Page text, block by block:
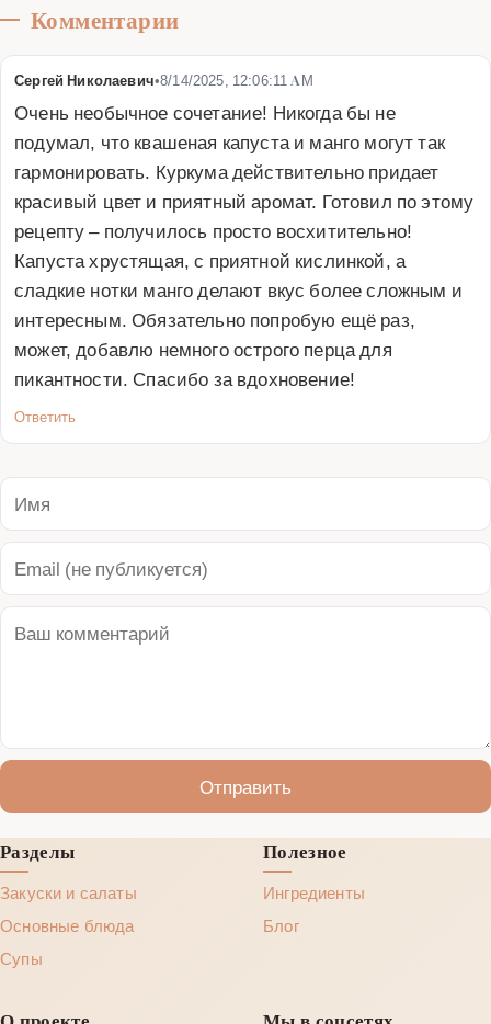
Комментарии
Сергей Николаевич•8/14/2025, 12:06:11 AM
Очень необычное сочетание! Никогда бы не
подумал, что квашеная капуста и манго могут так
гармонировать. Куркума действительно придает
красивый цвет и приятный аромат. Готовил по этому
рецепту – получилось просто восхитительно!
Капуста хрустящая, с приятной кислинкой, а
сладкие нотки манго делают вкус более сложным и
интересным. Обязательно попробую ещё раз,
может, добавлю немного острого перца для
пикантности. Спасибо за вдохновение!
Ответить
Отправить
Разделы
Закуски и салаты
Основные блюда
Супы
Полезное
Ингредиенты
Блог